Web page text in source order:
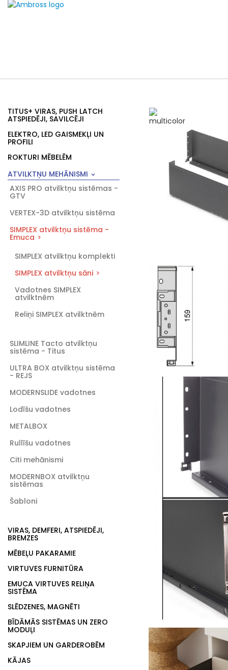
TITUS+ VIRAS, PUSH LATCH
ATSPIEDĒJI, SAVILCĒJI
ELEKTRO, LED GAISMEKĻI UN
PROFILI
ROKTURI MĒBELĒM
ATVILKTŅU MEHĀNISMI
AXIS PRO atvilktņu sistēmas -
GTV
VERTEX-3D atvilktņu sistēma
SIMPLEX atvilktņu sistēma -
Emuca
SIMPLEX atvilktņu komplekti
SIMPLEX atvilktņu sāni
Vadotnes SIMPLEX
atvilktnēm
Reliņi SIMPLEX atvilktnēm
SLIMLINE Tacto atvilktņu
sistēma - Titus
ULTRA BOX atvilktņu sistēma
- REJS
MODERNSLIDE vadotnes
Lodīšu vadotnes
METALBOX
Rullīšu vadotnes
Citi mehānismi
MODERNBOX atvilktņu
sistēmas
Šabloni
VIRAS, DEMFERI, ATSPIEDĒJI,
BREMZES
MĒBEĻU PAKARAMIE
VIRTUVES FURNITŪRA
EMUCA VIRTUVES RELIŅA
SISTĒMA
SLĒDZENES, MAGNĒTI
BĪDĀMĀS SISTĒMAS UN ZERO
MODUĻI
SKAPJIEM UN GARDEROBĒM
KĀJAS